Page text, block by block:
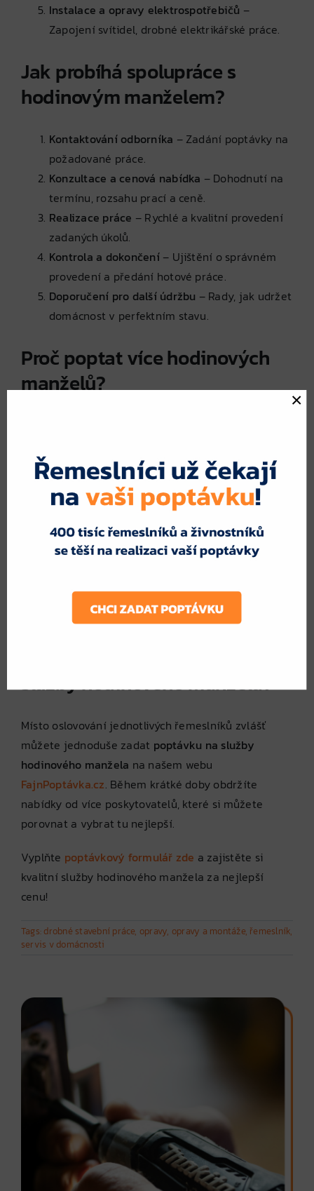
Instalace a opravy elektrospotřebičů –
Zapojení svítidel, drobné elektrikářské práce.
Jak probíhá spolupráce s
hodinovým manželem?
Kontaktování odborníka – Zadání poptávky na
požadované práce.
Konzultace a cenová nabídka – Dohodnutí na
termínu, rozsahu prací a ceně.
Realizace práce – Rychlé a kvalitní provedení
zadaných úkolů.
Kontrola a dokončení– Ujištění o správném
provedení a předání hotové práce.
Doporučení pro další údržbu – Rady, jak udržet
domácnost v perfektním stavu.
Proč poptat více hodinových
manželů?
Porovnání cenových nabídek – Různí
řemeslníci nabízejí různé ceny za podobné
služby.
profesionála, který vám nejlépe vyhovuje.
Reference a zkušenosti – Výběr prověřeného
Garanci kvality– Profesionální poskytovatelé
často nabízejí záruku na své práce.
služby hodinového manžela?
Místo oslovování jednotlivých řemeslníků zvlášť
můžete jednoduše zadat poptávku na služby
hodinového manžela na našem webu
FajnPoptávka.cz. Během krátké doby obdržíte
nabídky od více poskytovatelů, které si můžete
porovnat a vybrat tu nejlepší.
Vyplňte poptávkový formulář zde a zajistěte si
kvalitní služby hodinového manžela za nejlepší
cenu!
Tags: drobné stavební práce, opravy, opravy a montáže, řemeslník,
servis v domácnosti
×